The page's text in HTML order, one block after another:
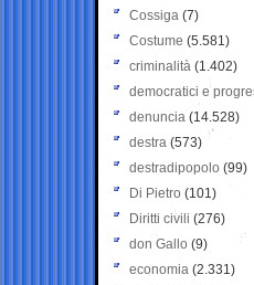
Cossiga (7)
Costume (5.581)
criminalità (1.402)
democratici e
denuncia (14.528)
destra (573)
destradipopolo (99)
Di Pietro (101)
Diritti civili (276)
don Gallo (9)
economia (2.331)